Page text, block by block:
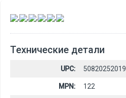
, , , , ,
Технические детали
UPC: 50820252019
MPN: 122